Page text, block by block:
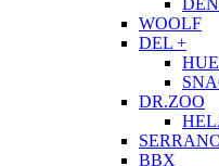
WOOLF
DEL +
DR.ZOO
BBX